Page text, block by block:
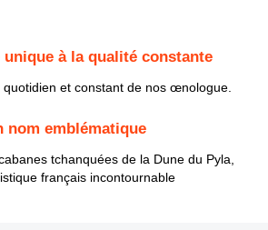
unique à la qualité constante
et constant de nos œnologue.
nom emblématique
tchanquées de la Dune du Pyla,
français incontournable